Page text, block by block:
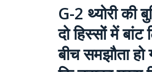
G-2 थ्योरी की
दो हिस्सों में
बीच समझौता